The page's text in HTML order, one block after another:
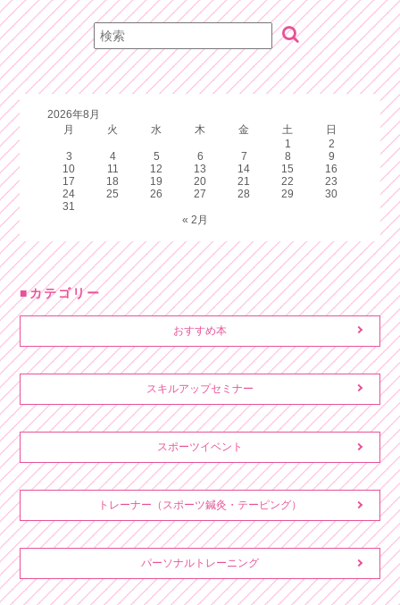
2026年8月
月
火 水 木 金 土
日
1
2
3
4 5 6 7 8
9
10
11 12 13 14 15
16
17
18 19 20 21 22
23
24
25 26 27 28 29
30
31
« 2月
カテゴリー
おすすめ本
スキルアップセミナー
スポーツイベント
トレーナー（スポーツ鍼灸・テーピング）
パーソナルトレーニング